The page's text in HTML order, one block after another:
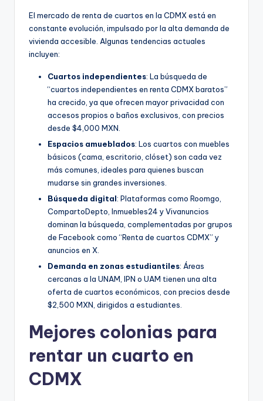
El mercado de renta de cuartos en la CDMX está en
constante evolución, impulsado por la alta demanda de
vivienda accesible. Algunas tendencias actuales
incluyen:
Cuartos independientes: La búsqueda de
“cuartos independientes en renta CDMX baratos”
ha crecido, ya que ofrecen mayor privacidad con
accesos propios o baños exclusivos, con precios
desde $4,000 MXN.
Espacios amueblados: Los cuartos con muebles
básicos (cama, escritorio, clóset) son cada vez
más comunes, ideales para quienes buscan
mudarse sin grandes inversiones.
Búsqueda digital: Plataformas como Roomgo,
CompartoDepto, Inmuebles24 y Vivanuncios
dominan la búsqueda, complementadas por grupos
de Facebook como “Renta de cuartos CDMX” y
anuncios en X.
Demanda en zonas estudiantiles: Áreas
cercanas a la UNAM, IPN o UAM tienen una alta
oferta de cuartos económicos, con precios desde
$2,500 MXN, dirigidos a estudiantes.
Mejores colonias para
rentar un cuarto en
CDMX